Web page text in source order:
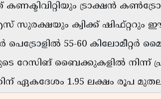
ട്രാക്ഷൻ
സുരക്ഷയും ക്വിക്ക് ഷിഫ്റ്ററും
പെട്രോളിൽ 55-60 കിലോമീറ്റർ
റേസിങ് ബൈക്കുകളിൽ നിന്ന്
ഏകദേശം 1.95 ലക്ഷം രൂപ